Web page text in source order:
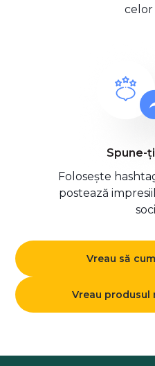
celor
Spune-
Folosește
postează
Vreau să
Vreau produsul